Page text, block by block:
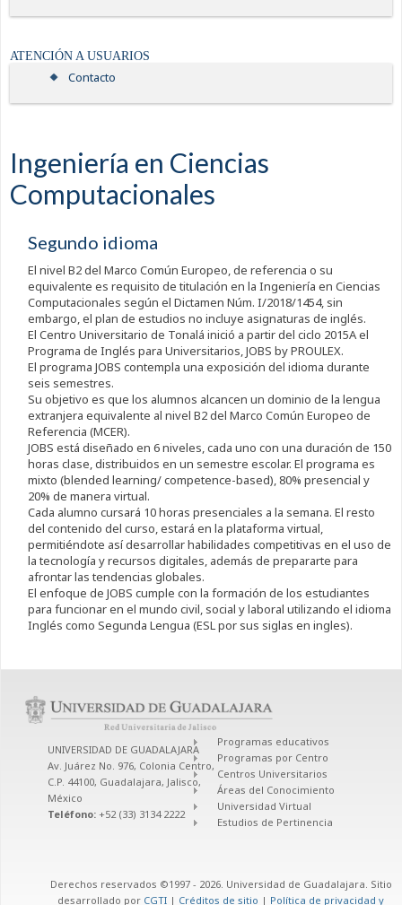
ATENCIÓN A USUARIOS
Contacto
Ingeniería en Ciencias
Computacionales
Segundo idioma
El nivel B2 del Marco Común Europeo, de referencia o su
equivalente es requisito de titulación en la Ingeniería en Ciencias
Computacionales según el Dictamen Núm. I/2018/1454, sin
embargo, el plan de estudios no incluye asignaturas de inglés.
El Centro Universitario de Tonalá inició a partir del ciclo 2015A el
Programa de Inglés para Universitarios, JOBS by PROULEX.
El programa JOBS contempla una exposición del idioma durante
seis semestres.
Su objetivo es que los alumnos alcancen un dominio de la lengua
extranjera equivalente al nivel B2 del Marco Común Europeo de
Referencia (MCER).
JOBS está diseñado en 6 niveles, cada uno con una duración de 150
horas clase, distribuidos en un semestre escolar. El programa es
mixto (blended learning/ competence-based), 80% presencial y
20% de manera virtual.
Cada alumno cursará 10 horas presenciales a la semana. El resto
del contenido del curso, estará en la plataforma virtual,
permitiéndote así desarrollar habilidades competitivas en el uso de
la tecnología y recursos digitales, además de prepararte para
afrontar las tendencias globales.
El enfoque de JOBS cumple con la formación de los estudiantes
para funcionar en el mundo civil, social y laboral utilizando el idioma
Inglés como Segunda Lengua (ESL por sus siglas en ingles).
UNIVERSIDAD DE GUADALAJARA
Av. Juárez No. 976, Colonia Centro,
C.P. 44100, Guadalajara, Jalisco,
México
Teléfono: +52 (33) 3134 2222
Programas educativos
Programas por Centro
Centros Universitarios
Áreas del Conocimiento
Universidad Virtual
Estudios de Pertinencia
Derechos reservados ©1997 - 2026. Universidad de Guadalajara. Sitio
desarrollado por CGTI | Créditos de sitio | Política de privacidad y